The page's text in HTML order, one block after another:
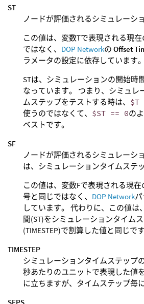
ST
ノードが評価されるシミュレーシ
この値は、変数Tで表現される現
ではなく、 DOP Networkの Offset
ラメータの設定に依存しています。
STは、シミュレーションの開始時
なっています。 つまり、シミュレ
ムステップをテストする時は、 $T
使うのではなくて、 $ST == 0の
ベストです。
SF
ノードが評価されるシミュレーシ
は、シミュレーションタイムステ
この値は、変数Fで表現される現
号と同じではなく、 DOP Network
しています。 代わりに、この値は
間(ST)をシミュレーションタイム
(TIMESTEP)で割算した値と同じです
TIMESTEP
シミュレーションタイムステップ
秒あたりのユニットで表現した値
に立ちますが、タイムステップ毎
SFPS